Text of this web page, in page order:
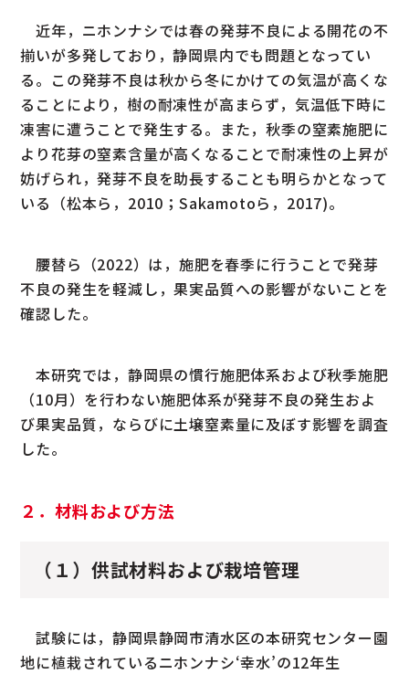
近年，ニホンナシでは春の発芽不良による開花の不
揃いが多発しており，静岡県内でも問題となってい
る。この発芽不良は秋から冬にかけての気温が高くな
ることにより，樹の耐凍性が高まらず，気温低下時に
凍害に遭うことで発生する。また，秋季の窒素施肥に
より花芽の窒素含量が高くなることで耐凍性の上昇が
妨げられ，発芽不良を助長することも明らかとなって
いる（松本ら，2010；Sakamotoら，2017)。
腰替ら（2022）は，施肥を春季に行うことで発芽
不良の発生を軽減し，果実品質への影響がないことを
確認した。
本研究では，静岡県の慣行施肥体系および秋季施肥
（10月）を行わない施肥体系が発芽不良の発生およ
び果実品質，ならびに土壌窒素量に及ぼす影響を調査
した。
２．材料および方法
（１）供試材料および栽培管理
試験には，静岡県静岡市清水区の本研究センター園
地に植栽されているニホンナシ‘幸水’の12年生